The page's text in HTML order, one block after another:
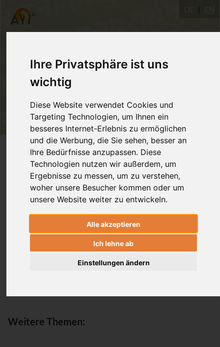
Ihre Privatsphäre ist uns
wichtig
Diese Website verwendet Cookies und
Targeting Technologien, um Ihnen ein
besseres Internet-Erlebnis zu ermöglichen
und die Werbung, die Sie sehen, besser an
Ihre Bedürfnisse anzupassen. Diese
Technologien nutzen wir außerdem, um
Ergebnisse zu messen, um zu verstehen,
woher unsere Besucher kommen oder um
unsere Website weiter zu entwickeln.
Alle akzeptieren
Ich lehne ab
Einstellungen ändern
Login
Passwort vergessen / Registrieren
Weitere Themen: